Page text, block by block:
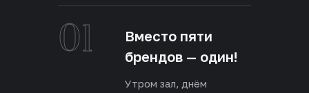
01
Вместо пяти
брендов — один!
Утром зал, днём